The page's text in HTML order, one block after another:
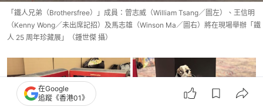
「鐵人兄弟（Brothersfree）」成員：曾志威（William Tsang／圖左）、王信明
（Kenny Wong／未出席記招）及馬志雄（Winson Ma／圖右）將在現場舉辦「鐵
人 25 周年珍藏展」（鍾世傑 攝）
在Google
追蹤《香港01》